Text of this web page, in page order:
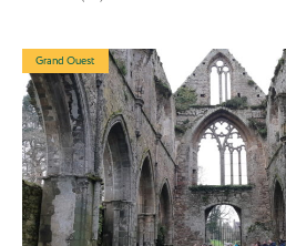
Grand Ouest